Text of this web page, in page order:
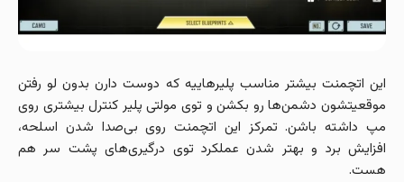
این اتچمنت بیشتر مناسب پلیرهاییه که دوست دارن بدون لو رفتن
موقعیتشون دشمن‌ها رو بکشن و توی مولتی پلیر کنترل بیشتری روی
مپ داشته باشن. تمرکز این اتچمنت روی بی‌صدا شدن اسلحه،
افزایش برد و بهتر شدن عملکرد توی درگیری‌های پشت سر هم
هست.